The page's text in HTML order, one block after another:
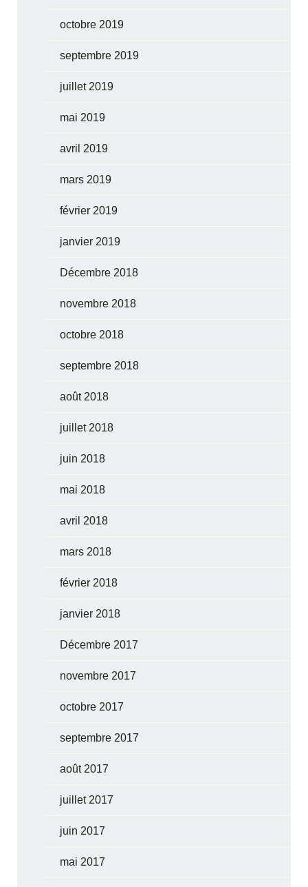
octobre 2019
septembre 2019
juillet 2019
mai 2019
avril 2019
mars 2019
février 2019
janvier 2019
Décembre 2018
novembre 2018
octobre 2018
septembre 2018
août 2018
juillet 2018
juin 2018
mai 2018
avril 2018
mars 2018
février 2018
janvier 2018
Décembre 2017
novembre 2017
octobre 2017
septembre 2017
août 2017
juillet 2017
juin 2017
mai 2017